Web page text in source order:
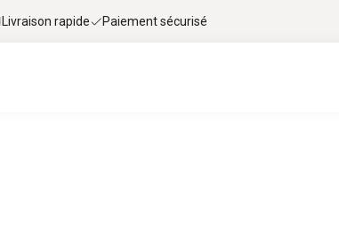
Livraison rapide Paiement sécurisé